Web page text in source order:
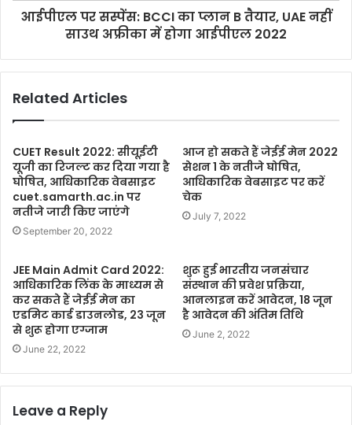
आईपीएल पर सस्पेंस: BCCI का प्लान B तैयार, UAE नहीं
साउथ अफ्रीका में होगा आईपीएल 2022
Related Articles
CUET Result 2022: सीयूईटी
यूजी का रिजल्ट कर दिया गया है
घोषित, आधिकारिक वेबसाइट
cuet.samarth.ac.in पर
नतीजे जारी किए जाएंगे
September 20, 2022
आज हो सकते हैं जेईई मेन 2022
सेशन 1 के नतीजे घोषित,
आधिकारिक वेबसाइट पर करें
चेक
July 7, 2022
JEE Main Admit Card 2022:
आधिकारिक लिंक के माध्यम से
कर सकते हैं जेईई मेन का
एडमिट कार्ड डाउनलोड, 23 जून
से शुरू होगा एग्जाम
June 22, 2022
शुरू हुई भारतीय जनसंचार
संस्थान की प्रवेश प्रक्रिया,
आनलाइन करें आवेदन, 18 जून
है आवेदन की अंतिम तिथि
June 2, 2022
Leave a Reply